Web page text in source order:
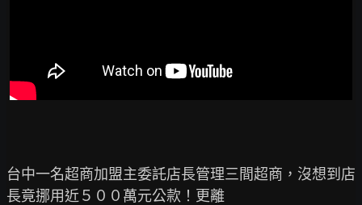
台中一名超商加盟主委託店長管理三間超商，沒想到店
長竟挪用近５００萬元公款！更離